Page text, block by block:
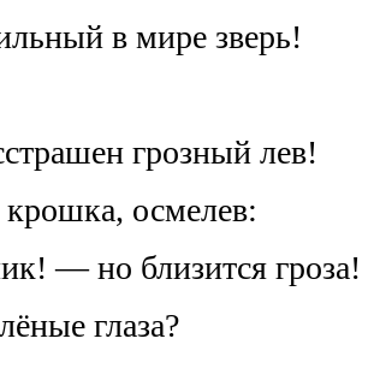
в мире зверь!
грозный лев!
осмелев:
— но близится гроза!
глаза?